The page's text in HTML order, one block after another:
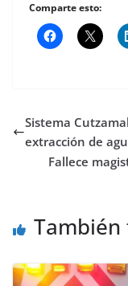
Comparte esto:
Sistema
extracción de
Fallece